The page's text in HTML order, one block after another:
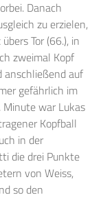
Danach
zu erzielen,
Tor (66.), in
zweimal Kopf
anschließend auf
gefährlich im
war Lukas
Kopfball
in der
die drei Punkte
von Weiss,
so den